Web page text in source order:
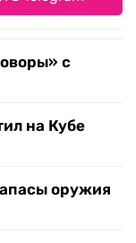
с
на Кубе
оружия